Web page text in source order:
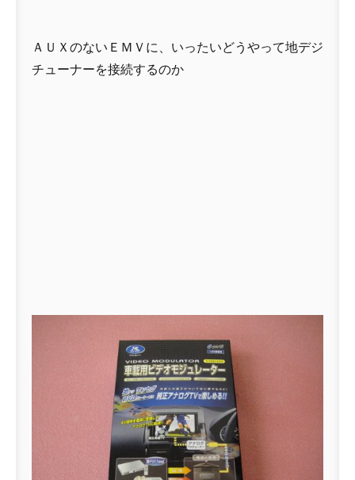
ＡＵＸのないＥＭＶに、いったいどうやって地デジ
チューナーを接続するのか